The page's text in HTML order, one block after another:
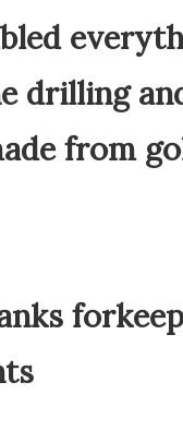
drilling
from